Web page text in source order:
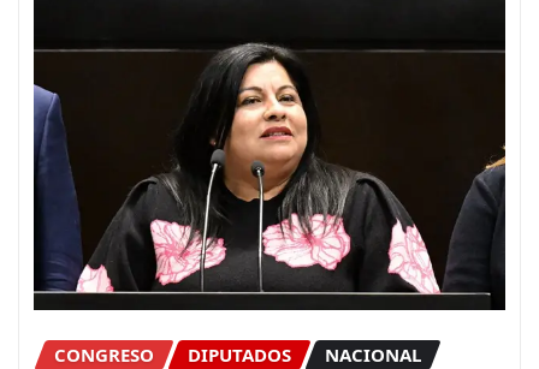
CONGRESO DIPUTADOS NACIONAL